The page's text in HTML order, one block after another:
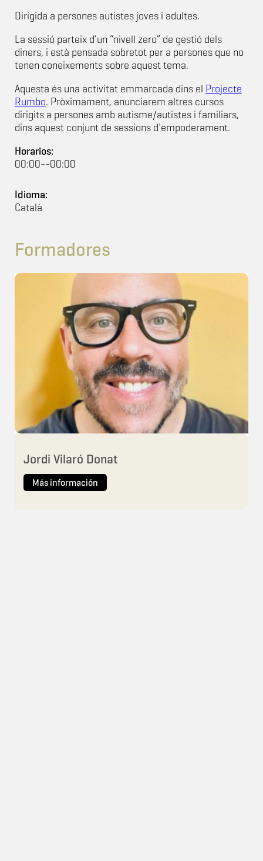
Dirigida a persones autistes joves i adultes.
La sessió parteix d’un “nivell zero” de gestió dels
diners, i està pensada sobretot per a persones que no
tenen coneixements sobre aquest tema.
Aquesta és una activitat emmarcada dins el Projecte
Rumbo. Pròximament, anunciarem altres cursos
dirigits a persones amb autisme/autistes i familiars,
dins aquest conjunt de sessions d'empoderament.
Horarios:
00:00--00:00
Idioma:
Català
Formadores
Jordi Vilaró Donat
Más información